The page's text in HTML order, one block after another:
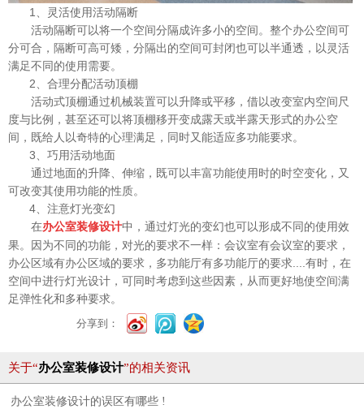
1、灵活使用活动隔断
活动隔断可以将一个空间分隔成许多小的空间。整个办公空间可
分可合，隔断可高可矮，分隔出的空间可封闭也可以半通透，以灵活
满足不同的使用需要。
2、合理分配活动顶棚
活动式顶棚通过机械装置可以升降或平移，借以改变室内空间尺
度与比例，甚至还可以将顶棚移开变成露天或半露天形式的办公空
间，既给人以奇特的心理满足，同时又能适应多功能要求。
3、巧用活动地面
通过地面的升降、伸缩，既可以丰富功能使用时的时空变化，又
可改变其使用功能的性质。
4、注意灯光变幻
在办公室装修设计中，通过灯光的变幻也可以形成不同的使用效
果。因为不同的功能，对光的要求不一样：会议室有会议室的要求，
办公区域有办公区域的要求，多功能厅有多功能厅的要求....有时，在
空间中进行灯光设计，可同时考虑到这些因素，从而更好地使空间满
足弹性化和多种要求。
分享到：
关于“办公室装修设计”的相关资讯
办公室装修设计的误区有哪些 !